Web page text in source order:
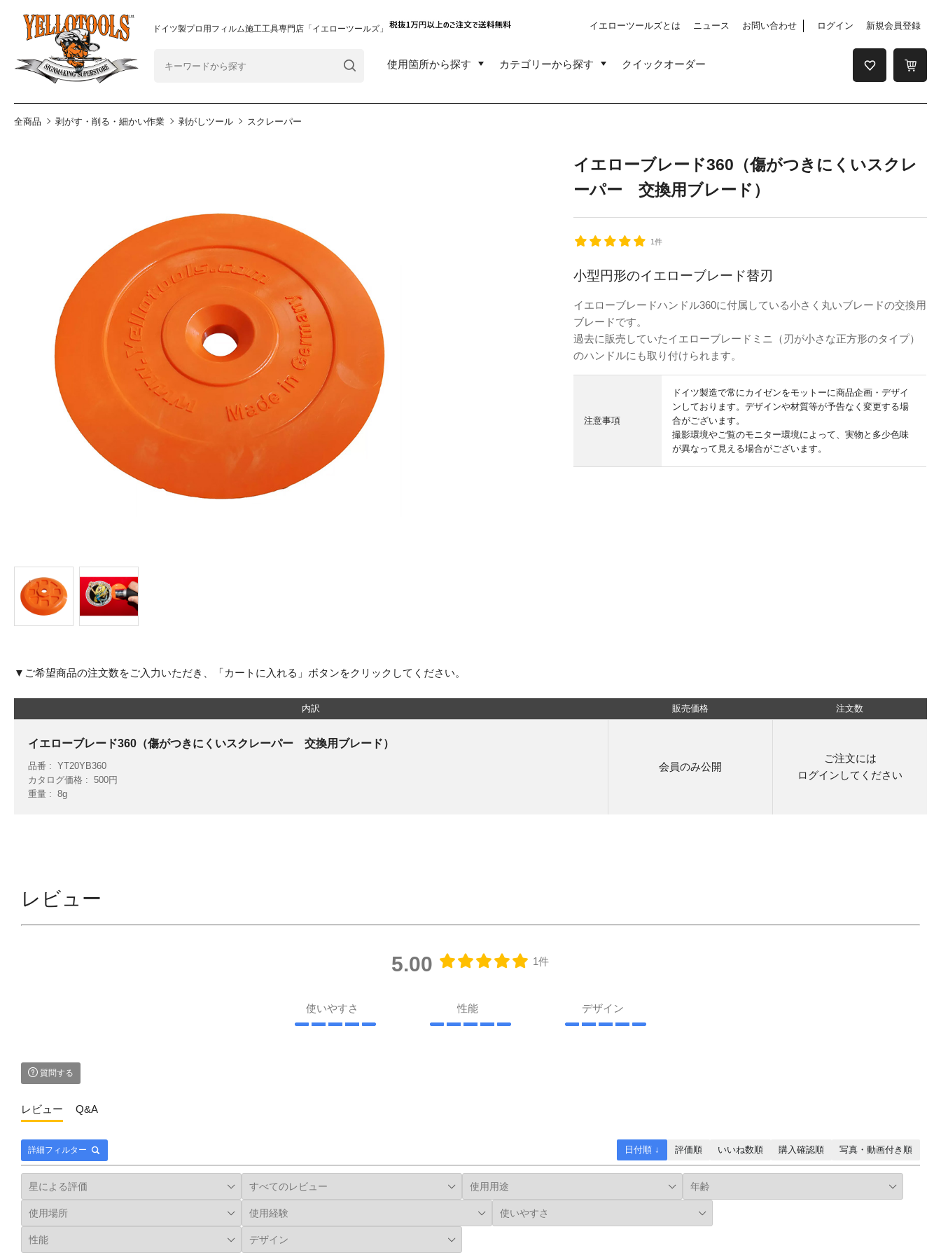
重要なおしらせ
ドイツ製プロ用フィルム施工工具専門店「イエローツールズ」 イエローツールズとは ニュース お問い合わせ ログイン 新規会員登録
使用箇所から探す カテゴリーから探す クイックオーダー
全商品 剥がす・削る・細かい作業 剥がしツール スクレーパー
イエローブレード360（傷がつきにくいスクレ
ーパー 交換用ブレード）
1件
小型円形のイエローブレード替刃
イエローブレードハンドル360に付属している小さく丸いブレードの交換用
ブレードです。
過去に販売していたイエローブレードミニ（刃が小さな正方形のタイプ）
のハンドルにも取り付けられます。
注意事項
ドイツ製造で常にカイゼンをモットーに商品企画・デザイ
ンしております。デザインや材質等が予告なく変更する場
合がございます。
撮影環境やご覧のモニター環境によって、実物と多少色味
が異なって見える場合がございます。
▼ご希望商品の注文数をご入力いただき、「カートに入れる」ボタンをクリックしてください。
内訳 販売価格 注文数
イエローブレード360（傷がつきにくいスクレーパー 交換用ブレード）
品番
YT20YB360
カタログ価格
500円
重量
8g
会員のみ公開
ご注文には
ログイン してください
レビュー
5.00 1件
使いやすさ 性能 デザイン
質問する
レビュー Q&A
詳細フィルター 日付順 ↓ 評価順 いいね数順 購入確認順 写真・動画付き順